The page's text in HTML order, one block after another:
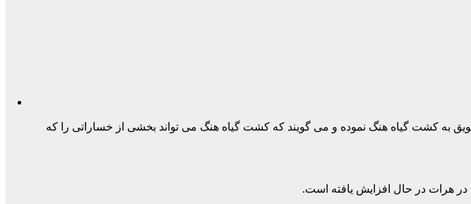
به کشت گیاه هنگ نموده و می گویند که کشت گیاه هنگ می تواند بخشی از خساراتی را که
هرات در حال افزایش یافته است.